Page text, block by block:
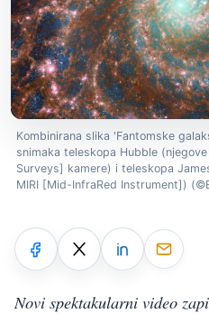
Kombinirana slika 'Fantomske
snimaka teleskopa Hubble
Surveys] kamere) i teleskopa
MIRI [Mid-InfraRed Instrument])
Novi spektakularni video